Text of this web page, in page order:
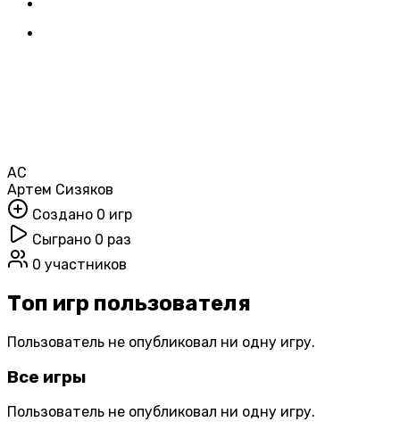
АС
Артем Сизяков
Создано 0 игр
Сыграно 0 раз
0 участников
Топ игр пользователя
Пользователь не опубликовал ни одну игру.
Все игры
Пользователь не опубликовал ни одну игру.